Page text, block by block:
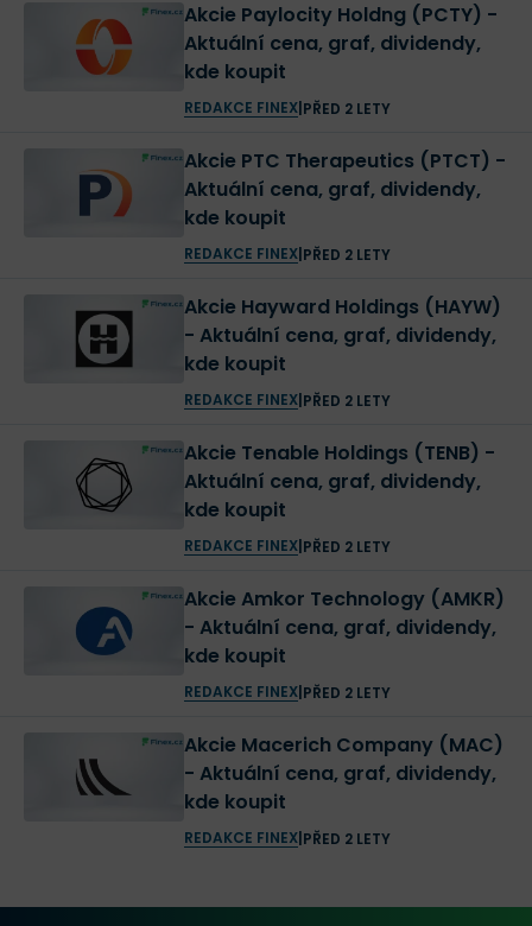
Akcie Paylocity Holdng (PCTY) -
Aktuální cena, graf, dividendy,
kde koupit
REDAKCE FINEX| PŘED 2 LETY
Akcie PTC Therapeutics (PTCT) -
Aktuální cena, graf, dividendy,
kde koupit
REDAKCE FINEX| PŘED 2 LETY
Akcie Hayward Holdings (HAYW)
- Aktuální cena, graf, dividendy,
kde koupit
REDAKCE FINEX| PŘED 2 LETY
Akcie Tenable Holdings (TENB) -
Aktuální cena, graf, dividendy,
kde koupit
REDAKCE FINEX| PŘED 2 LETY
Akcie Amkor Technology (AMKR)
- Aktuální cena, graf, dividendy,
kde koupit
REDAKCE FINEX| PŘED 2 LETY
Akcie Macerich Company (MAC)
- Aktuální cena, graf, dividendy,
kde koupit
REDAKCE FINEX| PŘED 2 LETY